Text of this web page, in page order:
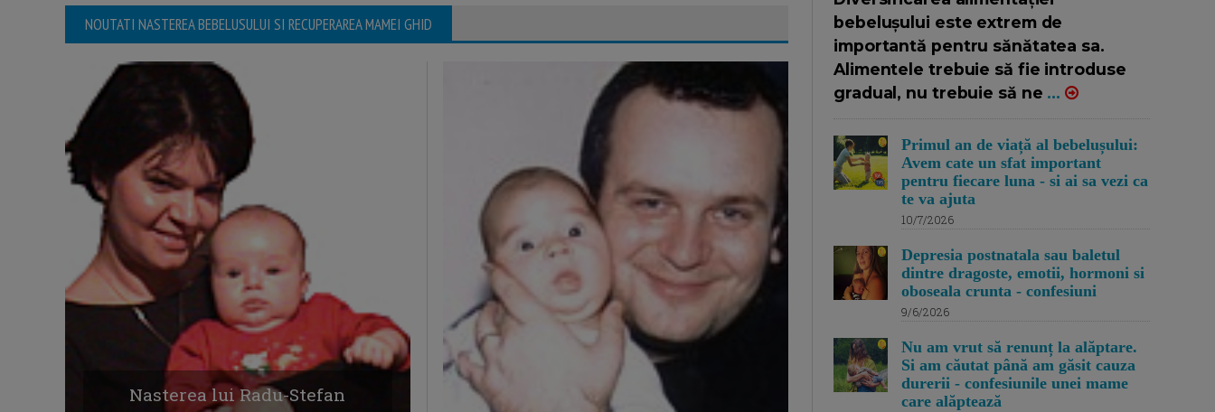
NOUTATI NASTEREA BEBELUSULUI SI RECUPERAREA MAMEI GHID
Nasterea lui Radu-Stefan
bebelușului este extrem de
importantă pentru sănătatea sa.
Alimentele trebuie să fie introduse
gradual, nu trebuie să ne ...
Primul an de viață al bebelușului:
Avem cate un sfat important
pentru fiecare luna - si ai sa vezi ca
te va ajuta
10/7/2026
Depresia postnatala sau baletul
dintre dragoste, emotii, hormoni si
oboseala crunta - confesiuni
9/6/2026
Nu am vrut să renunț la alăptare.
Si am căutat până am găsit cauza
durerii - confesiunile unei mame
care alăptează